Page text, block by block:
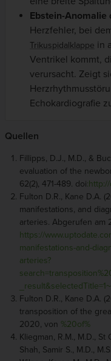
Ebstein-Anomalie
Herzfehler, bei
Trikuspidalklappe in
Ventrikel kommt,
verursacht. Zeigt
Echokardiografie
Quellen
Fillipps, D.J., M.D., &
evaluation of the
62(2), 471-489. doi
Fulton D.R., Kane D.A.
manifestations, and
arteries. Abgerufen am
https://
manifestations-and-
arteries?
Fulton D.R., Kane D.A.
transposition of the
2020, von %20of%
Kliegman, R.M., M.D., St
Shah, Samir S., M.D.,